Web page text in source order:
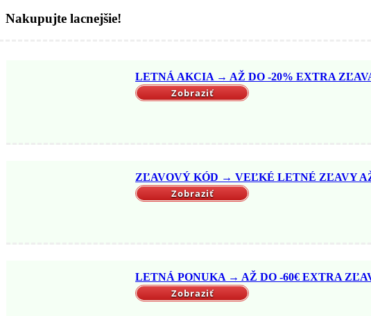
Nakupujte lacnejšie!
LETNÁ AKCIA → AŽ DO -20% EXTRA
Zobraziť
ZĽAVOVÝ KÓD → VEĽKÉ LETNÉ ZĽAVY
Zobraziť
LETNÁ PONUKA → AŽ DO -60€ EXTRA
Zobraziť